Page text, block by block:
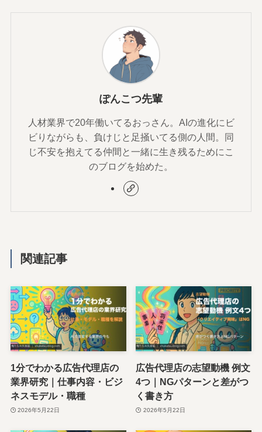
ぽんこつ先輩
人材業界で20年働いてるおっさん。AIの進化にビ
ビりながらも、負けじと足掻いてる側の人間。同
じ不安を抱えてる仲間と一緒に生き残るためにこ
のブログを始めた。
関連記事
1分でわかる広告代理店の
業界研究｜仕事内容・ビジ
ネスモデル・職種
2026年5月22日
広告代理店の志望動機 例文
4つ｜NGパターンと差がつ
く書き方
2026年5月22日